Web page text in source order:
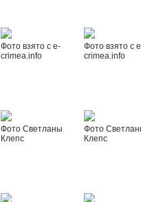
Фото взято с e-
crimea.info
Фото взято с
crimea.info
Фото Светланы
Клепс
Фото
Клепс